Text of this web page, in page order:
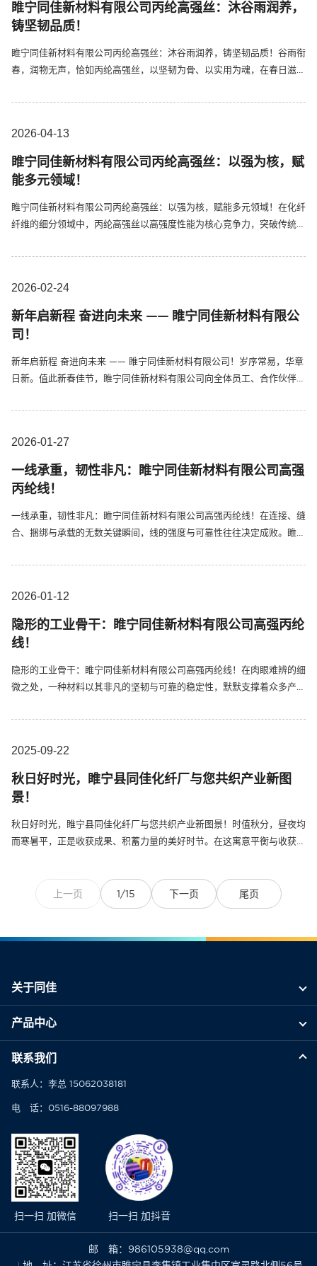
睢宁同佳新材料有限公司丙纶高强丝：沐谷雨润养，
铸坚韧品质！
睢宁同佳新材料有限公司丙纶高强丝：沐谷雨润养，铸坚韧品质！谷雨衔
春，润物无声，恰如丙纶高强丝，以坚韧为骨、以实用为魂，在春日滋养
滋养万物的生机，将自然韵律与产品性能相融，适配多领域应用，用稳定
艺...
13
2026-04
睢宁同佳新材料有限公司丙纶高强丝：以强为核，赋
能多元领域！
睢宁同佳新材料有限公司丙纶高强丝：以强为核，赋能多元领域！在化纤
纤维的细分领域中，丙纶高强丝以高强度性能为核心竞争力，突破传统丙
生等多个场景，用稳定可靠的品质，成为支撑各类产品高效应用的核心材
提...
24
2026-02
新年启新程 奋进向未来 —— 睢宁同佳新材料有限公
司！
新年启新程 奋进向未来 —— 睢宁同佳新材料有限公司！岁序常易，华章
日新。值此新春佳节，睢宁同佳新材料有限公司向全体员工、合作伙伴及
新年新气象为序，以努力奋进为笔，共赴新程、共谱新篇。过去一年，同
27
2026-01
一线承重，韧性非凡：睢宁同佳新材料有限公司高强
丙纶线！
一线承重，韧性非凡：睢宁同佳新材料有限公司高强丙纶线！在连接、缝
合、捆绑与承载的无数关键瞬间，线的强度与可靠性往往决定成败。睢宁
产工艺与严格的质量控制，打造出性能卓越的高强丙纶线，以非凡的韧性
同...
12
2026-01
​隐形的工业骨干：睢宁同佳新材料有限公司高强丙纶
线！
隐形的工业骨干：睢宁同佳新材料有限公司高强丙纶线！在肉眼难辨的细
微之处，一种材料以其非凡的坚韧与可靠的稳定性，默默支撑着众多产业
卓越性能的合成纱线。它集轻质、高强度、优异的耐化学腐蚀性和抗霉变
“...
22
2025-09
秋日好时光，睢宁县同佳化纤厂与您共织产业新图
景！
秋日好时光，睢宁县同佳化纤厂与您共织产业新图景！时值秋分，昼夜均
而寒暑平，正是收获成果、积蓄力量的美好时节。在这寓意平衡与收获的
宁县同佳化纤厂长期致力于丙纶工业丝的研发与制造。丙纶工业丝作为
上一页 1/15 下一页 尾页
关于同佳
产品中心
联系我们
联系人：李总 15062038181
电 话：0516-88097988
扫一扫 加微信 扫一扫 加抖音
邮 箱：986105938@qq.com